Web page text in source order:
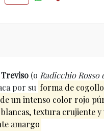
(o Radicchio Rosso
por su forma de cogollo
un intenso color rojo
textura crujiente y
amargo